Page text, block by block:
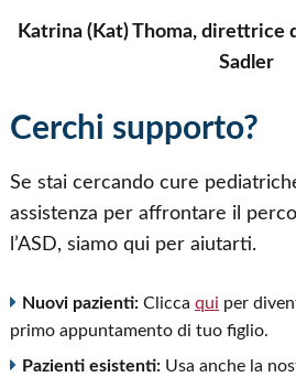
Katrina (Kat) Thoma, direttrice
Sadler
Cerchi supporto?
Se stai cercando cure
assistenza per affrontare il
l’ASD, siamo qui per aiutarti.
Nuovi pazienti:Clicca qui per
primo appuntamento di tuo figlio.
Pazienti esistenti:Usa anche la